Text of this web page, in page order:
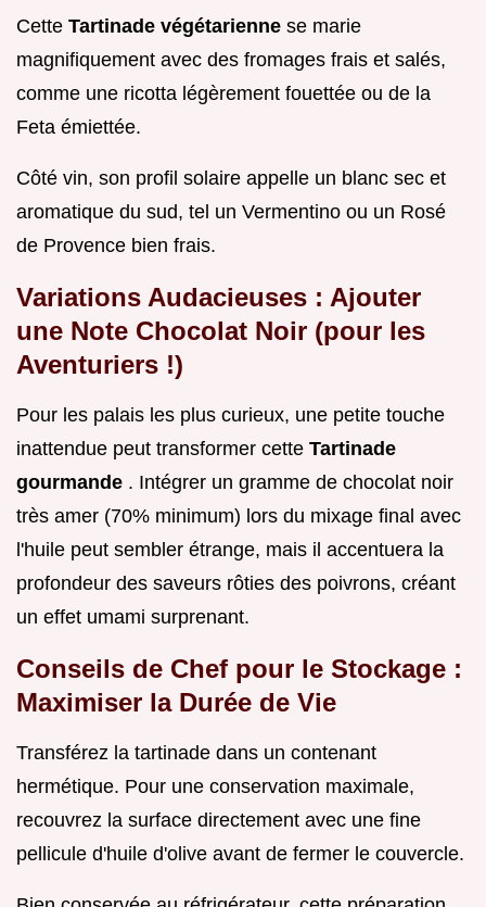
Cette Tartinade végétarienne se marie
magnifiquement avec des fromages frais et salés,
comme une ricotta légèrement fouettée ou de la
Feta émiettée.
Côté vin, son profil solaire appelle un blanc sec et
aromatique du sud, tel un Vermentino ou un Rosé
de Provence bien frais.
Variations Audacieuses : Ajouter
une Note Chocolat Noir (pour les
Aventuriers !)
Pour les palais les plus curieux, une petite touche
inattendue peut transformer cette Tartinade
gourmande . Intégrer un gramme de chocolat noir
très amer (70% minimum) lors du mixage final avec
l'huile peut sembler étrange, mais il accentuera la
profondeur des saveurs rôties des poivrons, créant
un effet umami surprenant.
Conseils de Chef pour le Stockage :
Maximiser la Durée de Vie
Transférez la tartinade dans un contenant
hermétique. Pour une conservation maximale,
recouvrez la surface directement avec une fine
pellicule d'huile d'olive avant de fermer le couvercle.